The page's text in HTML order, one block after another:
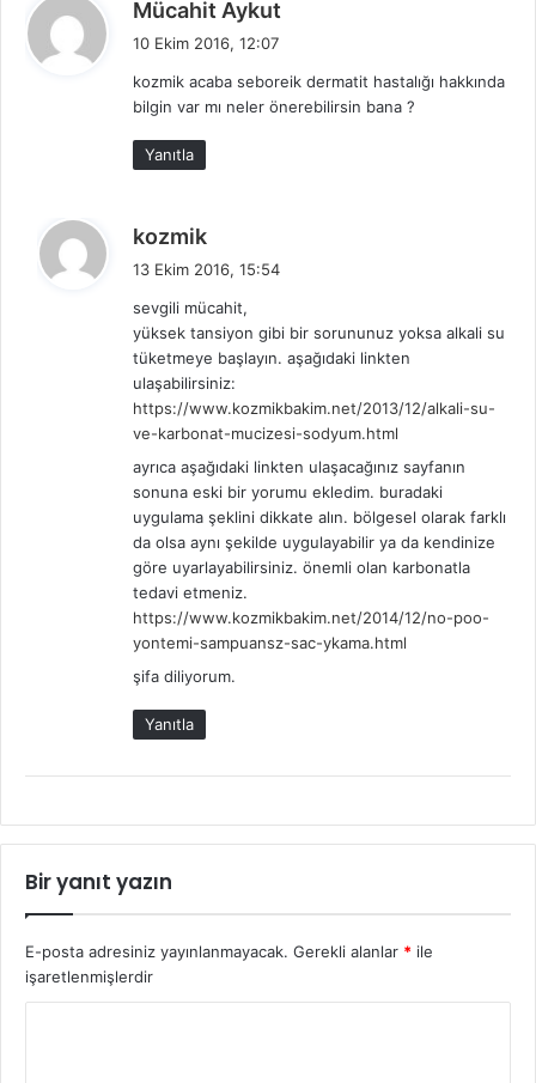
Mücahit Aykut
i
k
10 Ekim 2016, 12:07
kozmik acaba seboreik dermatit hastalığı hakkında
bilgin var mı neler önerebilirsin bana ?
Yanıtla
kozmik
i
k
i
13 Ekim 2016, 15:54
sevgili mücahit,
yüksek tansiyon gibi bir sorununuz yoksa alkali su
tüketmeye başlayın. aşağıdaki linkten
ulaşabilirsiniz:
https://www.kozmikbakim.net/2013/12/alkali-su-
ve-karbonat-mucizesi-sodyum.html
ayrıca aşağıdaki linkten ulaşacağınız sayfanın
sonuna eski bir yorumu ekledim. buradaki
uygulama şeklini dikkate alın. bölgesel olarak farklı
da olsa aynı şekilde uygulayabilir ya da kendinize
göre uyarlayabilirsiniz. önemli olan karbonatla
tedavi etmeniz.
https://www.kozmikbakim.net/2014/12/no-poo-
yontemi-sampuansz-sac-ykama.html
şifa diliyorum.
Yanıtla
Bir yanıt yazın
E-posta adresiniz yayınlanmayacak. Gerekli alanlar * ile
işaretlenmişlerdir